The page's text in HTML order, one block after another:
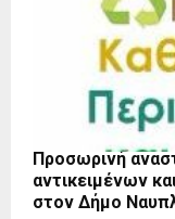
Προσωρινή
αντικειμένων
στον Δήμο